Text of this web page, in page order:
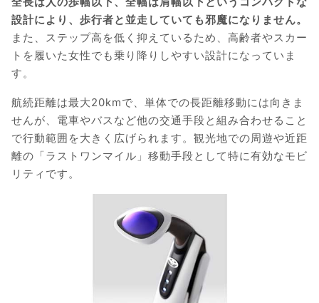
設計により、歩行者と並走していても邪魔になりません。
また、ステップ高を低く抑えているため、高齢者やスカー
トを履いた女性でも乗り降りしやすい設計になっていま
す。
航続距離は最大20kmで、単体での長距離移動には向きま
せんが、電車やバスなど他の交通手段と組み合わせること
で行動範囲を大きく広げられます。観光地での周遊や近距
離の「ラストワンマイル」移動手段として特に有効なモビ
リティです。